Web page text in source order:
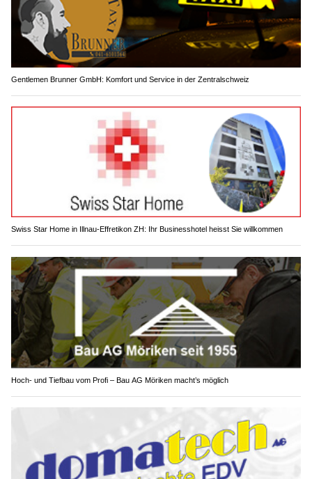
Gentlemen Brunner GmbH: Komfort und Service in der Zentralschweiz
Swiss Star Home in Illnau-Effretikon ZH: Ihr Businesshotel heisst Sie willkommen
Hoch- und Tiefbau vom Profi – Bau AG Möriken macht’s möglich